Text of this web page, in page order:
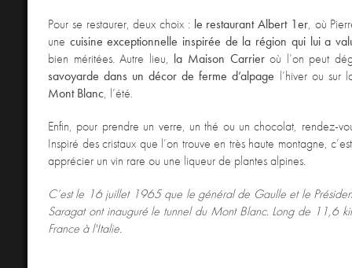
Pour se restaurer, deux choix : le restaurant Albert 1er, où
une cuisine exceptionnelle inspirée de la région qui lui a
bien méritées. Autre lieu, la Maison Carrieroù l’on peut
savoyarde dans un décor de ferme d’alpage l’hiver ou sur
Mont Blanc, l’été.
Enfin, pour prendre un verre, un thé ou un chocolat, rendez-
Inspiré des cristaux que l’on trouve en très haute montagne,
apprécier un vin rare ou une liqueur de plantes alpines.
C’est le 16 juillet 1965que le général de Gaulle et le
Saragat ont inauguré le tunnel du Mont Blanc. Long de 11,6
France à l'Italie.